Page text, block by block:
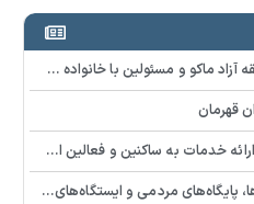
با خانواده شهدای معزز شهرستان های شوط وپلدشت
قهرمان
خدمات به ساکنین و فعالین اقتصادی
صلواتی، تجلی اراده‌ای پولادین در منطقه آزاد ماکو